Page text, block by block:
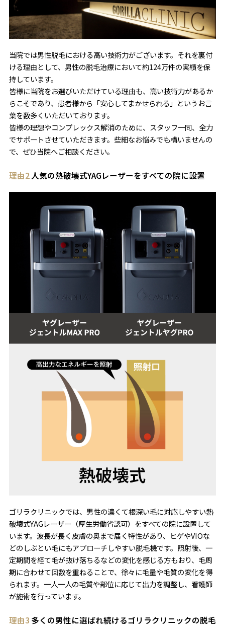
当院では男性脱毛における高い技術力がございます。それを裏付
ける理由として、男性の脱毛治療において約124万件の実績を保
持しています。
皆様に当院をお選びいただけている理由も、高い技術力があるか
らこそであり、患者様から「安心してまかせられる」というお言
葉を数多くいただいております。
皆様の理想やコンプレックス解消のために、スタッフ一同、全力
でサポートさせていただきます。些細なお悩みでも構いませんの
で、ぜひ当院へご相談ください。
理由2 人気の熱破壊式YAGレーザーをすべての院に設置
ゴリラクリニックでは、男性の濃くて根深い毛に対応しやすい熱
破壊式YAGレーザー（厚生労働省認可）をすべての院に設置して
います。波長が長く皮膚の奥まで届く特性があり、ヒゲやVIOな
どのしぶとい毛にもアプローチしやすい脱毛機です。照射後、一
定期間を経て毛が抜け落ちるなどの変化を感じる方もおり、毛周
期に合わせて回数を重ねることで、徐々に毛量や毛質の変化を得
られます。一人一人の毛質や部位に応じて出力を調整し、看護師
が施術を行っています。
理由3 多くの男性に選ばれ続けるゴリラクリニックの脱毛